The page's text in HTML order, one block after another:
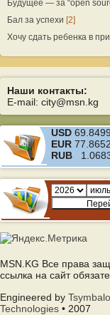
Будущее — за “open
Бал за успехи [2]
Хочу сдать ребенка в
Наши контакты:
E-mail: city@msn.kg
USD 69.8499
EUR 77.8652
RUB
MSN.KG Все права
ссылка на сайт
Engineered by
Technologies • 2007